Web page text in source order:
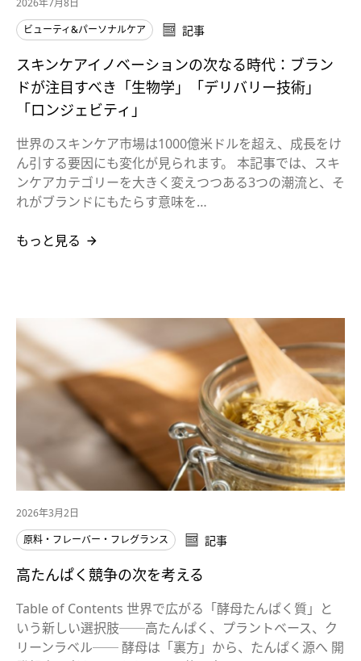
2026年7月8日
ビューティ&パーソナルケア
記事
スキンケアイノベーションの次なる時代：ブラン
ドが注目すべき「生物学」「デリバリー技術」
「ロンジェビティ」
世界のスキンケア市場は1000億米ドルを超え、成長をけ
ん引する要因にも変化が見られます。 本記事では、スキ
ンケアカテゴリーを大きく変えつつある3つの潮流と、そ
れがブランドにもたらす意味を…
もっと見る
2026年3月2日
原料・フレーバー・フレグランス
記事
高たんぱく競争の次を考える
Table of Contents 世界で広がる「酵母たんぱく質」と
いう新しい選択肢──高たんぱく、プラントベース、ク
リーンラベル── 酵母は「裏方」から、たんぱく源へ 開